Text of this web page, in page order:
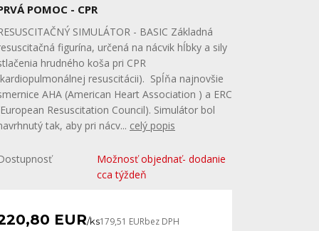
POMOC - CPR
SIMULÁTOR - BASIC Základná
figurína, určená na nácvik hĺbky a sily
hrudného koša pri CPR
resuscitácii). Spĺňa najnovšie
AHA (American Heart Association ) a ERC
Resuscitation Council). Simulátor bol
tak, aby pri nácv... celý popis
Možnosť objednať- dodanie
cca týždeň
EUR/ks179,51 EURbez DPH